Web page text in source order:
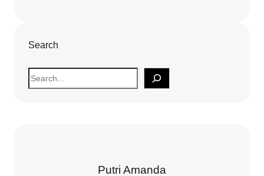
Search
S
e
Putri Amanda